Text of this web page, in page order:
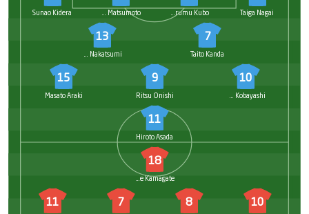
Taiga Nagai
Harumu Kubo
Kanaru Matsumoto
Sunao Kidera
7
Taito Kanda
13
Naru Nakatsumi
10
Shimon Kobayashi
9
Ritsu Onishi
15
Masato Araki
11
Hiroto Asada
18
Dramane Kamagate
10
8
7
11